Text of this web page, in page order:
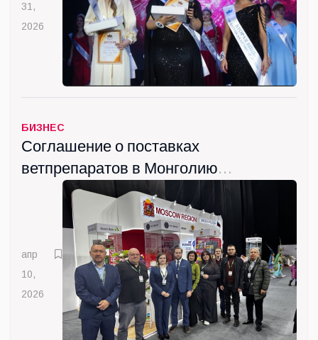
31,
2026
БИЗНЕС
Соглашение о поставках
ветпрепаратов в Монголию
подписала Госкомпания
"ВИК" из Люберец
апр
10,
2026